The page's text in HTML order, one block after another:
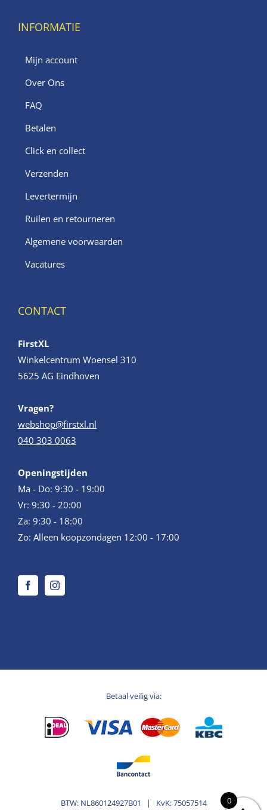
INFORMATIE
Mijn account
Over Ons
FAQ
Betalen
Click en collect
Verzenden
Levertermijn
Ruilen en retourneren
Algemene voorwaarden
Vacatures
CONTACT
FirstXL
Winkelcentrum Woensel 310
5625 AG Eindhoven
Vragen?
webshop@firstxl.nl
040 303 0063
Openingstijden
Ma - Do: 9:30 - 19:00
Vr: 9:30 - 20:00
Za: 9:30 - 18:00
Zo: Alleen koopzondagen 12:00 - 17:00
Betaal veilig via:
BTW: NL860124927B01 | KvK: 75057514 0